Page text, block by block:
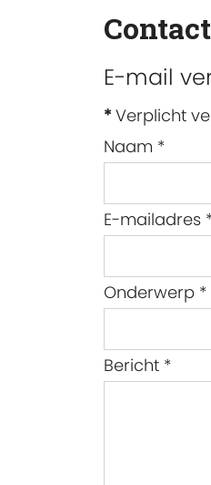
E-mail
* Verplicht
Naam *
E-mailadres
Onderwerp *
Bericht *